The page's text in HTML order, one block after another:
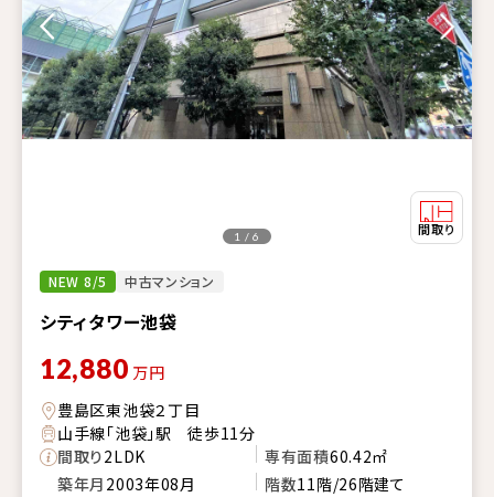
NEW 8/5 中古マンション
シティタワー池袋
1 / 6
12,880 万円
豊島区東池袋２丁目
山手線「池袋」駅 徒歩11分
間取り2LDK 専有面積60.42㎡
築年月 2003年08月 階数11階/26階建て